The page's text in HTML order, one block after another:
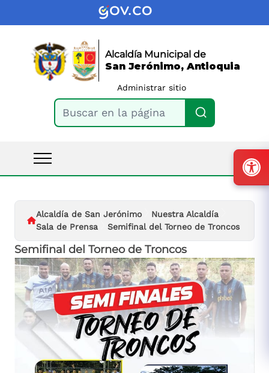
Alcaldía Municipal de
San Jerónimo, Antioquia
Administrar sitio
Buscar en la página
Alcaldía de San Jerónimo
Nuestra Alcaldía
Sala de Prensa
Semifinal del Torneo de Troncos
Semifinal del Torneo de Troncos